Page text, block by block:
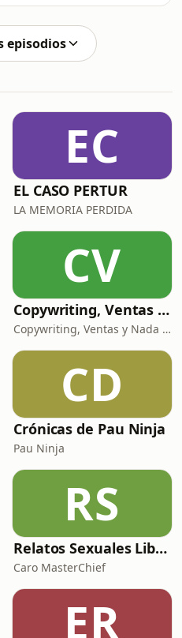
episodios
EC
EL CASO PERTUR
LA MEMORIA PERDIDA
CV
Copywriting, Ventas y Nada que perder
Copywriting, Ventas y Nada que Perder
CD
Crónicas de Pau Ninja
Pau Ninja
RS
Relatos Sexuales Liberales
Caro MasterChief
ER